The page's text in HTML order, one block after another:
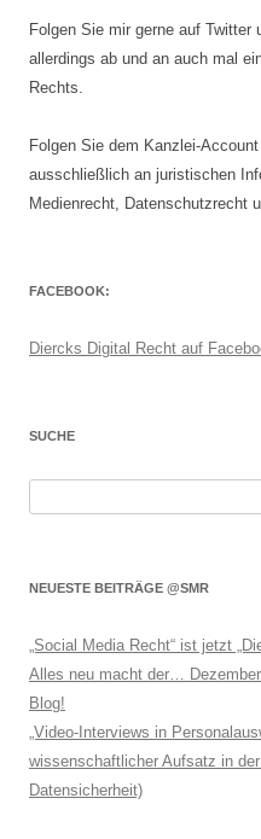
Folgen Sie mir gerne auf Twitter
allerdings ab und an auch mal
Rechts.
Folgen Sie dem Kanzlei-Account
ausschließlich an juristischen
Medienrecht, Datenschutzrecht
FACEBOOK:
Diercks Digital Recht auf
SUCHE
NEUESTE BEITRÄGE @SMR
„Social Media Recht“ ist jetzt
Alles neu macht der…
Blog!
„Video-Interviews in
wissenschaftlicher Aufsatz in
Datensicherheit)